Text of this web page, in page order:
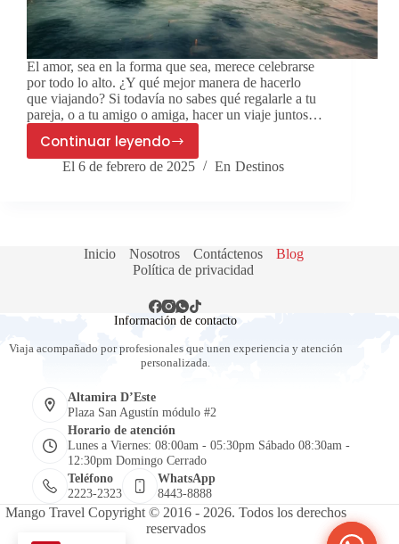
El amor, sea en la forma que sea, merece celebrarse
por todo lo alto. ¿Y qué mejor manera de hacerlo
que viajando? Si todavía no sabes qué regalarle a tu
pareja, o a tu amigo o amiga, hacer un viaje juntos…
Continuar leyendo
4
Destinos
Valentín.
El 6 de febrero de 2025 En Destinos
Inicio Nosotros Contáctenos
Blog
Política de privacidad
Información de contacto
Viaja acompañado por profesionales que unen experiencia y atención
personalizada.
Altamira D’Este
Plaza San Agustín módulo #2
Horario de atención
Lunes a Viernes: 08:00am - 05:30pm Sábado 08:30am -
12:30pm Domingo Cerrado
Teléfono
2223-2323
WhatsApp
8443-8888
Mango Travel Copyright © 2016 - 2026. Todos los derechos
reservados